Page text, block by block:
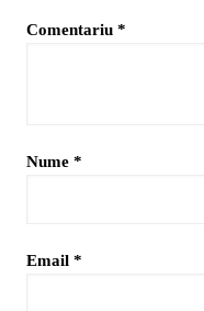
Comentariu *
Nume *
Email *